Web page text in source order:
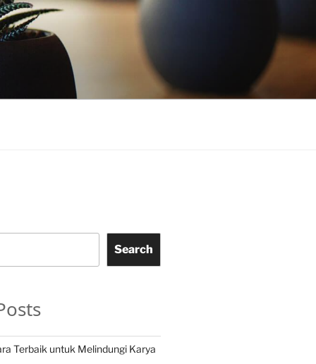
Search
Terbaik untuk Melindungi Karya